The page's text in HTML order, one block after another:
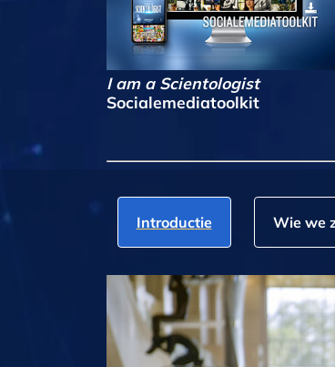
I am a Scientologist
Socialemediatoolkit
Introductie Wie we